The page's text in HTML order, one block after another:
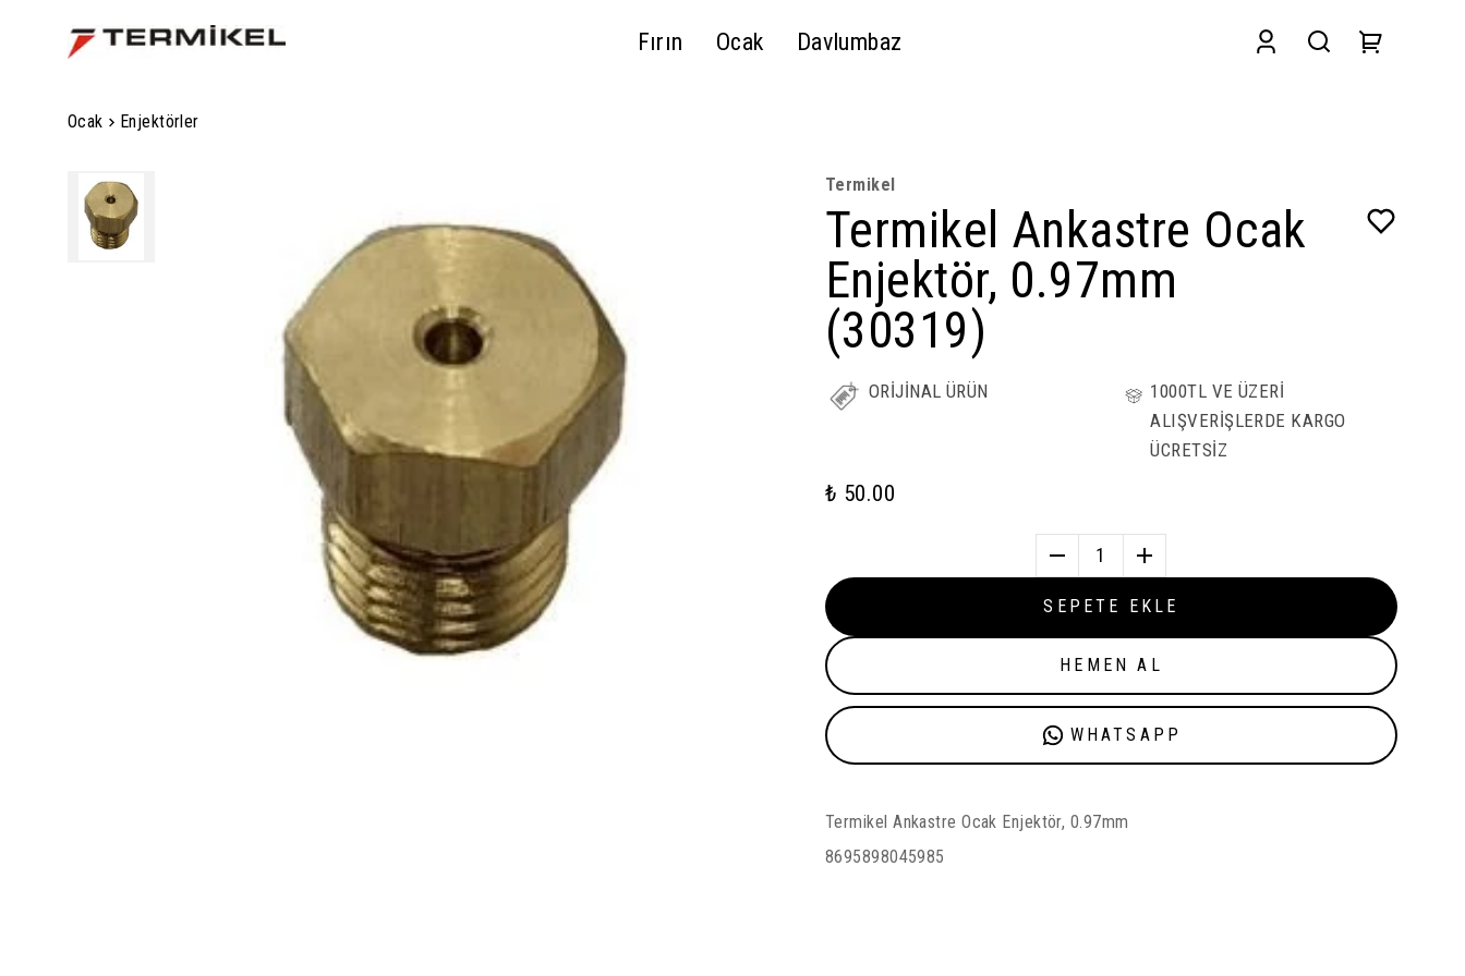
Fırın Ocak Davlumbaz
Ocak Enjektörler
Termikel
Termikel Ankastre Ocak
Enjektör, 0.97mm
(30319)
ORİJİNAL ÜRÜN
1000TL VE ÜZERİ
ALIŞVERİŞLERDE KARGO
ÜCRETSİZ
₺ 50.00
1
SEPETE EKLE
HEMEN AL
WHATSAPP
Termikel Ankastre Ocak Enjektör, 0.97mm
8695898045985